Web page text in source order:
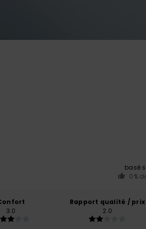
basé
0%
3.0
Rapport qualité / prix
2.0